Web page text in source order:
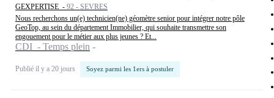
GEXPERTISE - 92 - SEVRES
Nous recherchons un(e) technicien(ne) géomètre senior pour intégrer notre pôle
GeoTop, au sein du département Immobilier, qui souhaite transmettre son
engouement pour le métier aux plus jeunes ? Et...
CDI - Temps plein
Publié il y a 20 jours Soyez parmi les 1ers à postuler